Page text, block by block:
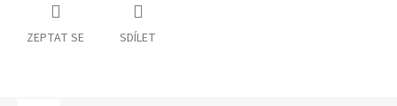
ZEPTAT SE SDÍLET